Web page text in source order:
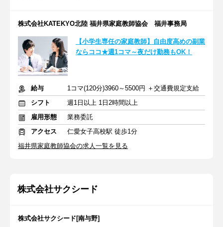
株式会社KATEKYO北陸 福井県家庭教師協会 福井事務局
【小学生専任の家庭教師】自由度高めの副業
ならココ★週1コマ～夜だけ勤務もOK！
給与
1コマ(120分)3960～5500円 ＋交通費規定支給
シフト
週1日以上 1日2時間以上
雇用形態
業務委託
アクセス
仁愛女子高校駅 徒歩1分
福井県家庭教師協会の求人一覧を見る
株式会社サクシード
株式会社サクシード[南与野]